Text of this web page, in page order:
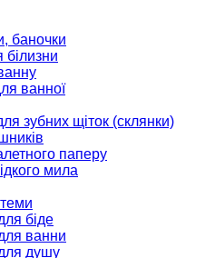
баночки
ванної
зубних щіток (склянки)
паперу
мила
біде
ванни
душу